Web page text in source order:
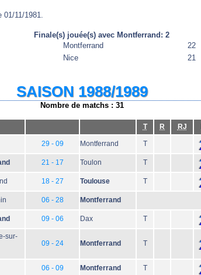
01/11/1981.
Finale(s) jouée(s) avec Montferrand: 2
Montferrand 22
Nice 21
SAISON 1988/1989
Nombre de matchs : 31
T R RJ
29 - 09 Montferrand T
21 - 17 Toulon T
18 - 27 Toulouse T
06 - 28 Montferrand
09 - 06 Dax T
sur-
09 - 24 Montferrand T
06 - 09 Montferrand T